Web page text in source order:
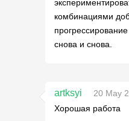
комбинациями
снова и снова.
artksyi
20 May
Хорошая работа